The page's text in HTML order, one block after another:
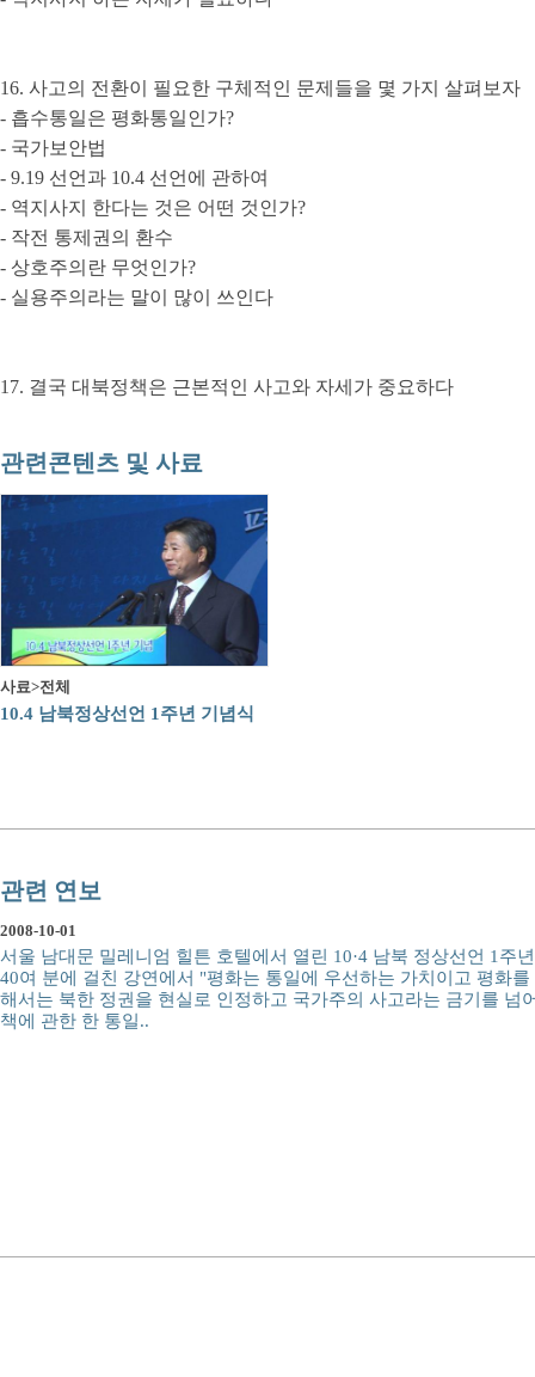
16. 사고의 전환이 필요한 구체적인 문제들을 몇 가지 살펴보자
- 흡수통일은 평화통일인가?
- 국가보안법
- 9.19 선언과 10.4 선언에 관하여
- 역지사지 한다는 것은 어떤 것인가?
- 작전 통제권의 환수
- 상호주의란 무엇인가?
- 실용주의라는 말이 많이 쓰인다
17. 결국 대북정책은 근본적인 사고와 자세가 중요하다
관련콘텐츠 및 사료
사료>전체
10.4 남북정상선언 1주년 기념식
관련 연보
2008-10-01
서울 남대문 밀레니엄 힐튼 호텔에서 열린 10·4 남북 정상선언 1
40여 분에 걸친 강연에서 "평화는 통일에 우선하는 가치이고 평화
해서는 북한 정권을 현실로 인정하고 국가주의 사고라는 금기를
책에 관한 한 통일..